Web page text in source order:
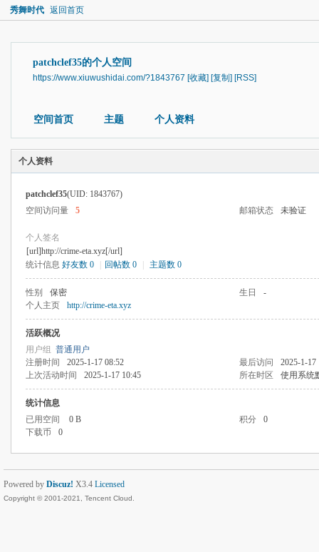
秀舞时代 返回首页
patchclef35的个人空间
https://www.xiuwushidai.com/?1843767 [收藏] [复制] [RSS]
空间首页 主题 个人资料
个人资料
patchclef35(UID: 1843767)
空间访问量
5 邮箱状态 未验证
个人签名
[url]http://crime-eta.xyz[/url]
统计信息 好友数 0 回帖数 0 主题数 0
性别 保密 生日
-
个人主页
http://crime-eta.xyz
活跃概况
用户组 普通用户
注册时间
2025-1-17 08:52 最后访问
2025-1-17
上次活动时间
2025-1-17 10:45 所在时区 使用系统
统计信息
已用空间
0 B 积分
0
下载币
0
Powered by Discuz! X3.4 Licensed
Copyright © 2001-2021, Tencent Cloud.